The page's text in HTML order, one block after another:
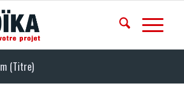
(Titre)